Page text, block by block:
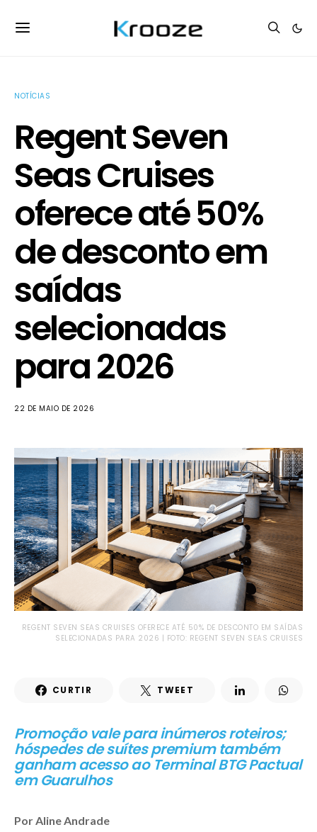
NOTÍCIAS
Regent Seven
Seas Cruises
oferece até 50%
de desconto em
saídas
selecionadas
para 2026
22 DE MAIO DE 2026
REGENT SEVEN SEAS CRUISES OFERECE ATÉ 50% DE DESCONTO EM SAÍDAS
SELECIONADAS PARA 2026 | FOTO: REGENT SEVEN SEAS CRUISES
CURTIR TWEET
Promoção vale para inúmeros roteiros;
hóspedes de suítes premium também
ganham acesso ao Terminal BTG Pactual
em Guarulhos
Por Aline Andrade